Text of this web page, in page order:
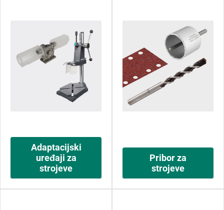
Adaptacijski
uređaji za
strojeve
Pribor za
strojeve